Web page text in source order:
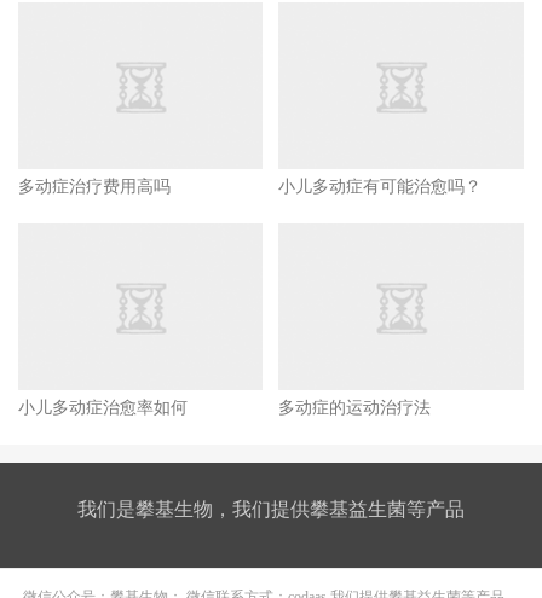
多动症治疗费用高吗 小儿多动症有可能治愈吗？
小儿多动症治愈率如何 多动症的运动治疗法
我们是攀基生物，我们提供攀基益生菌等产品